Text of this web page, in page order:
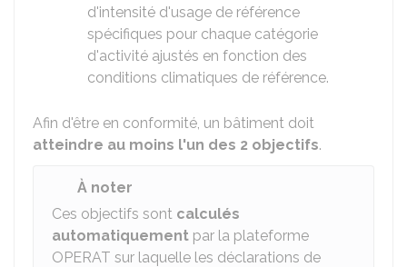
d'intensité d'usage de référence
spécifiques pour chaque catégorie
d'activité ajustés en fonction des
conditions climatiques de référence.
Afin d'être en conformité, un bâtiment doit
atteindre au moins l'un des 2 objectifs.
À noter
Ces objectifs sont calculés
automatiquement par la plateforme
OPERAT sur laquelle les déclarations de